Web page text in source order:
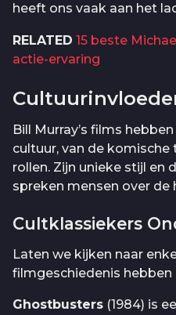
heeft ons vaak aan het
RELATED 15 beste
actie-ervaring
Bill Murray’s films
cultuur, van de
rollen. Zijn unieke stijl en
spreken mensen over de
Cultklassiekers
Laten we kijken naar
filmgeschiedenis hebben
Ghostbusters (1984) is